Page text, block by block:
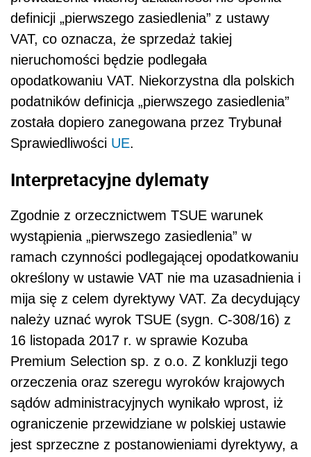
definicji „pierwszego zasiedlenia” z ustawy
VAT, co oznacza, że sprzedaż takiej
nieruchomości będzie podlegała
opodatkowaniu VAT. Niekorzystna dla polskich
podatników definicja „pierwszego zasiedlenia”
została dopiero zanegowana przez Trybunał
Sprawiedliwości UE.
Interpretacyjne dylematy
Zgodnie z orzecznictwem TSUE warunek
wystąpienia „pierwszego zasiedlenia” w
ramach czynności podlegającej opodatkowaniu
określony w ustawie VAT nie ma uzasadnienia i
mija się z celem dyrektywy VAT. Za decydujący
należy uznać wyrok TSUE (sygn. C-308/16) z
16 listopada 2017 r. w sprawie Kozuba
Premium Selection sp. z o.o. Z konkluzji tego
orzeczenia oraz szeregu wyroków krajowych
sądów administracyjnych wynikało wprost, iż
ograniczenie przewidziane w polskiej ustawie
jest sprzeczne z postanowieniami dyrektywy, a